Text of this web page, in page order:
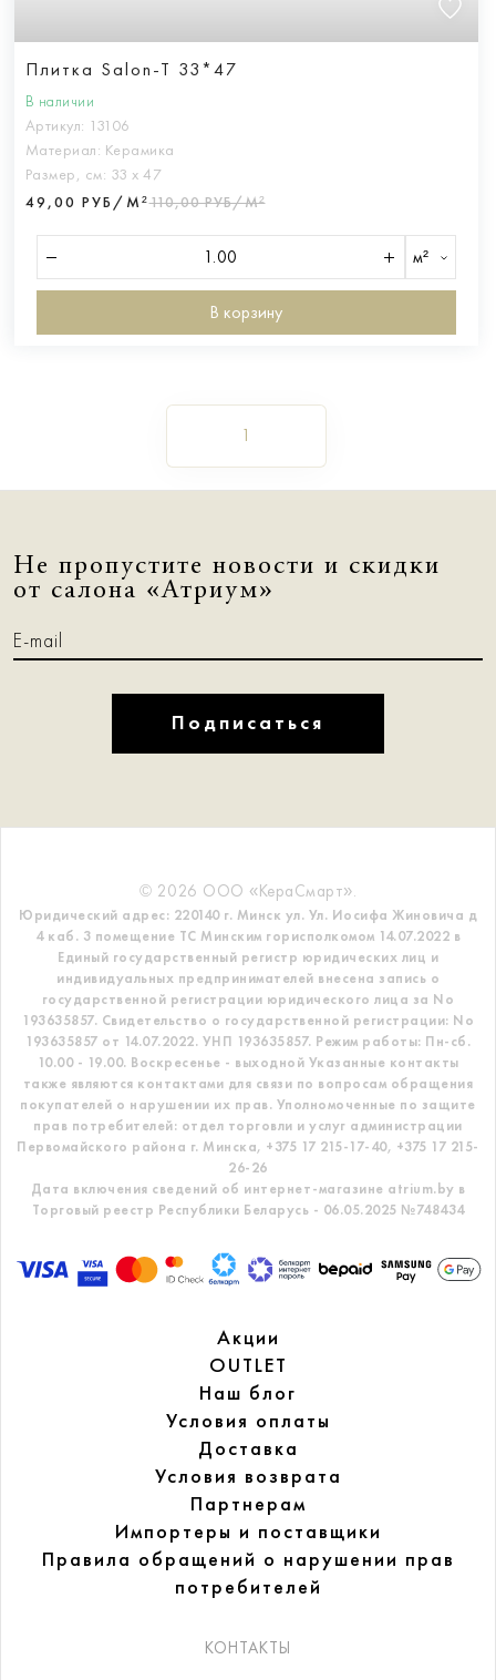
Плитка Salon-T 33*47
В наличии
Артикул: 13106
Материал: Керамика
Размер, см: 33 х 47
49,00 РУБ/М²110,00 РУБ/М²
м²
В корзину
1
Не пропустите новости и скидки
от салона «Атриум»
Подписаться
© 2026 ООО «КераСмарт».
Юридический адрес: 220140 г. Минск ул. Ул. Иосифа Жиновича д
4 каб. 3 помещение ТС Минским горисполкомом 14.07.2022 в
Единый государственный регистр юридических лиц и
индивидуальных предпринимателей внесена запись о
государственной регистрации юридического лица за No
193635857. Свидетельство о государственной регистрации: No
193635857 от 14.07.2022. УНП 193635857. Режим работы: Пн-сб.
10.00 - 19.00. Воскресенье - выходной Указанные контакты
также являются контактами для связи по вопросам обращения
покупателей о нарушении их прав. Уполномоченные по защите
прав потребителей: отдел торговли и услуг администрации
Первомайского района г. Минска, +375 17 215-17-40, +375 17 215-
26-26
Дата включения сведений об интернет-магазине atrium.by в
Торговый реестр Республики Беларусь - 06.05.2025 №748434
Акции
OUTLET
Наш блог
Условия оплаты
Доставка
Условия возврата
Партнерам
Импортеры и поставщики
Правила обращений о нарушении прав
потребителей
КОНТАКТЫ